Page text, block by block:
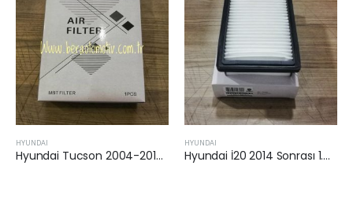
Hyundai Tucson 2004-2010 Sonrası 2.0 Crdi Hava Filtresi Hyundai İ20 2014 Sonrası 1.4 Crdi Hava Filtresi